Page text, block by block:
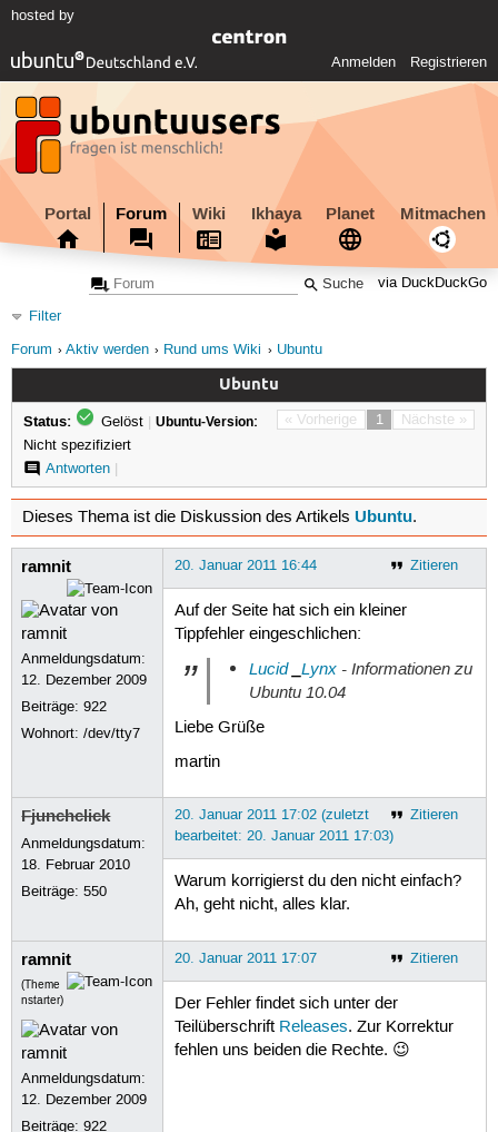
hosted by
Anmelden Registrieren
Portal Forum Wiki Ikhaya Planet Mitmachen
via DuckDuckGo
Filter
Forum
Aktiv werden Rund ums Wiki Ubuntu
Ubuntu
« Vorherige 1 Nächste »
Status: Gelöst | Ubuntu-Version:
Nicht spezifiziert
Antworten|
Dieses Thema ist die Diskussion des Artikels Ubuntu.
ramnit
Anmeldungsdatum:
12. Dezember 2009
Beiträge:922
Wohnort: /dev/tty7
Zitieren
20. Januar 2011 16:44
Auf der Seite hat sich ein kleiner
Tippfehler eingeschlichen:
Lucid_Lynx - Informationen zu
Ubuntu 10.04
Liebe Grüße
martin
Fjunchclick
Anmeldungsdatum:
18. Februar 2010
Beiträge:550
Zitieren
20. Januar 2011 17:02 (zuletzt
bearbeitet: 20. Januar 2011 17:03)
Warum korrigierst du den nicht einfach?
Ah, geht nicht, alles klar.
ramnit
(Theme
nstarter)
Anmeldungsdatum:
12. Dezember 2009
Beiträge:922
Zitieren
20. Januar 2011 17:07
Der Fehler findet sich unter der
Teilüberschrift Releases. Zur Korrektur
fehlen uns beiden die Rechte. 😉